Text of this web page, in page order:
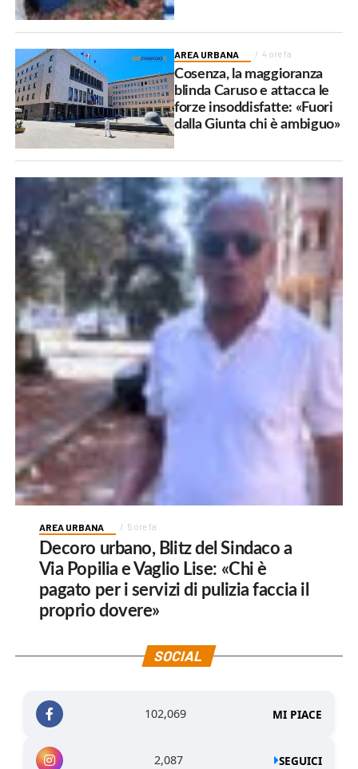
AREA URBANA 4 ore fa
Cosenza, la maggioranza
blinda Caruso e attacca le
forze insoddisfatte: «Fuori
dalla Giunta chi è ambiguo»
AREA URBANA 5 ore fa
Decoro urbano, Blitz del Sindaco a
Via Popilia e Vaglio Lise: «Chi è
pagato per i servizi di pulizia faccia il
proprio dovere»
SOCIAL
102,069 MI PIACE
2,087 SEGUICI